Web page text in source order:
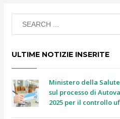
ULTIME NOTIZIE INSERITE
Ministero della
sul processo di
2025 per il controllo